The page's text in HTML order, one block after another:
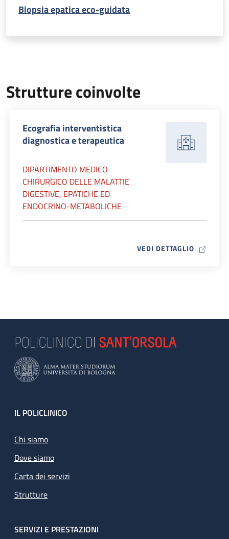
Biopsia epatica eco-guidata
Strutture coinvolte
Ecografia interventistica
diagnostica e terapeutica
DIPARTIMENTO MEDICO
CHIRURGICO DELLE MALATTIE
DIGESTIVE, EPATICHE ED
ENDOCRINO-METABOLICHE
VEDI DETTAGLIO MAP ICON
Footer
IL POLICLINICO
Chi siamo
Dove siamo
Carta dei servizi
Strutture
SERVIZI E PRESTAZIONI